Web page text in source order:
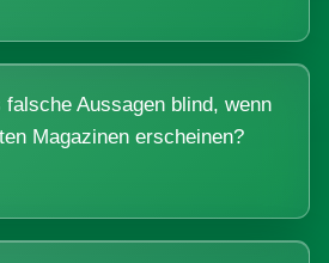
falsche Aussagen blind, wenn
Magazinen erscheinen?